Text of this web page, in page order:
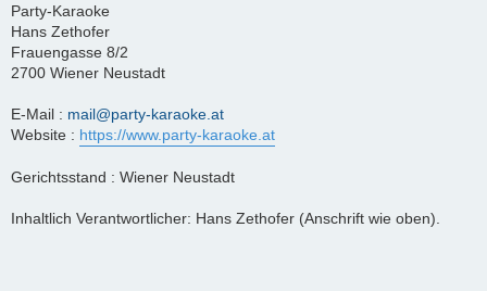
Party-Karaoke
Hans Zethofer
Frauengasse 8/2
2700 Wiener Neustadt
E-Mail : mail@party-karaoke.at
Website : https://www.party-karaoke.at
Gerichtsstand : Wiener Neustadt
Inhaltlich Verantwortlicher: Hans Zethofer (Anschrift wie oben).